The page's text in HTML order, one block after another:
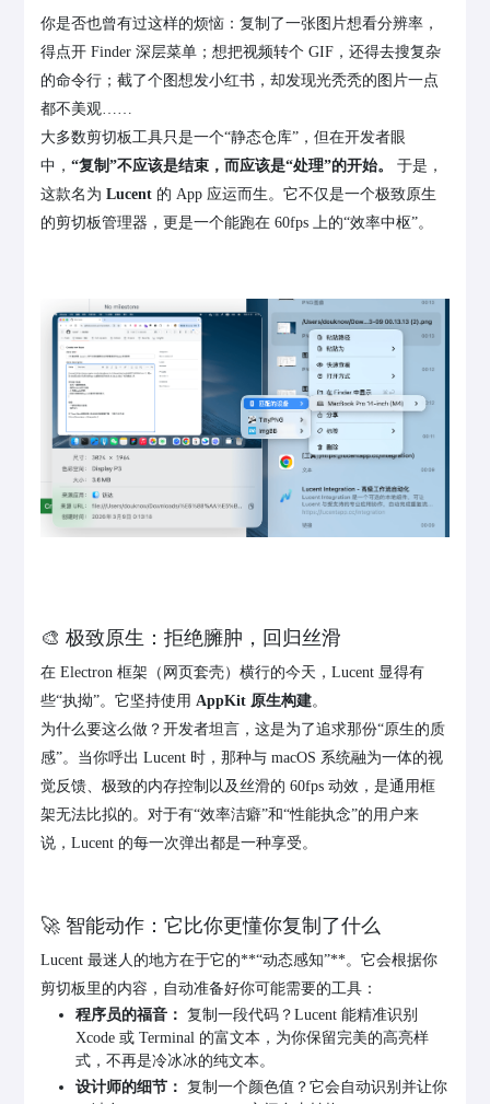
你是否也曾有过这样的烦恼：复制了一张图片想看分辨率，
得点开 Finder 深层菜单；想把视频转个 GIF，还得去搜复杂
的命令行；截了个图想发小红书，却发现光秃秃的图片一点
都不美观……
大多数剪切板工具只是一个“静态仓库”，但在开发者眼
中，“复制”不应该是结束，而应该是“处理”的开始。
于是，
这款名为Lucent 的 App 应运而生。它不仅是一个极致原生
的剪切板管理器，更是一个能跑在 60fps 上的“效率中枢”。
🎨 极致原生：拒绝臃肿，回归丝滑
在 Electron 框架（网页套壳）横行的今天，Lucent 显得有
些“执拗”。它坚持使用AppKit 原生构建。
为什么要这么做？开发者坦言，这是为了追求那份“原生的质
感”。当你呼出 Lucent 时，那种与 macOS 系统融为一体的视
觉反馈、极致的内存控制以及丝滑的 60fps 动效，是通用框
架无法比拟的。对于有“效率洁癖”和“性能执念”的用户来
说，Lucent 的每一次弹出都是一种享受。
🚀 智能动作：它比你更懂你复制了什么
Lucent 最迷人的地方在于它的**“动态感知”**。它会根据你
剪切板里的内容，自动准备好你可能需要的工具：
程序员的福音： 复制一段代码？Lucent 能精准识别
Xcode 或 Terminal 的富文本，为你保留完美的高亮样
式，不再是冷冰冰的纯文本。
设计师的细节： 复制一个颜色值？它会自动识别并让你